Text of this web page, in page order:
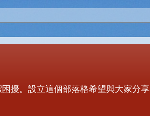
擾。設立這個部落格希望與大家分享